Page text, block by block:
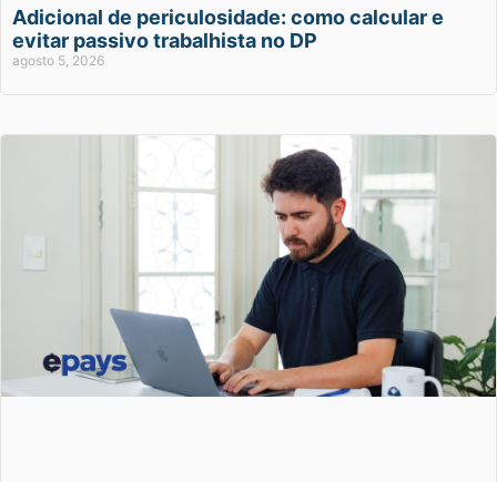
Adicional de periculosidade: como calcular e
evitar passivo trabalhista no DP
agosto 5, 2026